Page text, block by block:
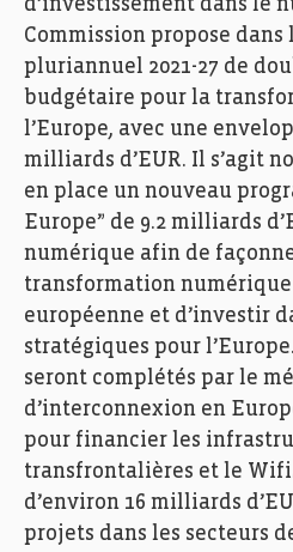
d’investissement dans le
Commission propose
pluriannuel 2021-27 de
budgétaire pour la
l’Europe, avec une
milliards d’EUR. Il s’agit
en place un nouveau
Europe” de 9.2 milliards
numérique afin de
transformation numérique
européenne et d’investir
stratégiques pour
seront complétés par le
d’interconnexion en
pour financier les
transfrontalières et le
d’environ 16 milliards
projets dans les secteurs